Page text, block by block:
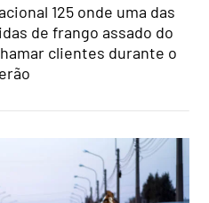
125 onde uma das
de frango assado do
clientes durante o